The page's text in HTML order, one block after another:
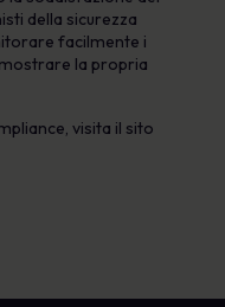
della sicurezza
facilmente i
la propria
visita il sito